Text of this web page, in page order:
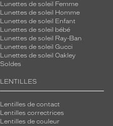
Lunettes de soleil Femme
Lunettes de soleil Homme
Lunettes de soleil Enfant
Lunettes de soleil bébé
Lunettes de soleil Ray-Ban
Lunettes de soleil Gucci
Lunettes de soleil Oakley
Soldes
LENTILLES
Lentilles de contact
Lentilles correctrices
Lentilles de couleur